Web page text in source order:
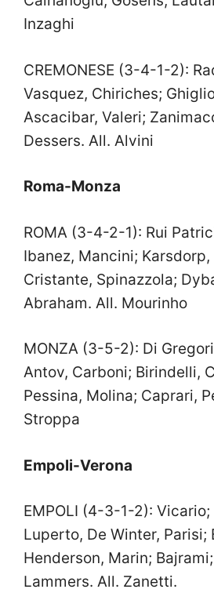
Inzaghi
CREMONESE (3-4-1-2):
Vasquez, Chiriches;
Ascacibar, Valeri;
Dessers. All. Alvini
Roma-Monza
ROMA (3-4-2-1): Rui
Ibanez, Mancini;
Cristante, Spinazzola;
Abraham. All. Mourinho
MONZA (3-5-2): Di
Antov, Carboni; Birindelli,
Pessina, Molina; Caprari,
Stroppa
Empoli-Verona
EMPOLI (4-3-1-2):
Luperto, De Winter, Parisi;
Henderson, Marin;
Lammers. All. Zanetti.